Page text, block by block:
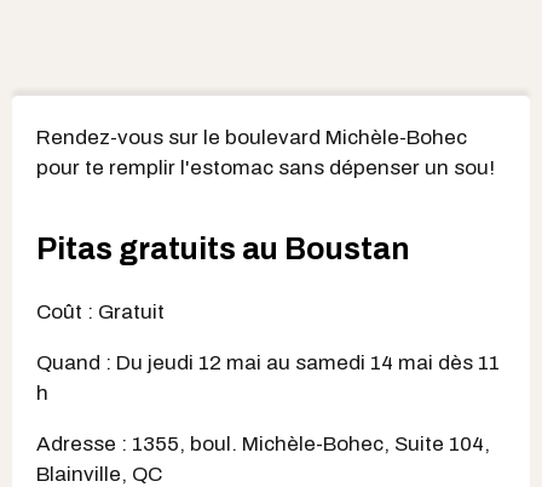
Rendez-vous sur le boulevard Michèle-Bohec
pour te remplir l'estomac sans dépenser un sou!
Pitas gratuits au Boustan
Coût : Gratuit
Quand : Du jeudi 12 mai au samedi 14 mai dès 11
h
Adresse : 1355, boul. Michèle-Bohec, Suite 104,
Blainville, QC